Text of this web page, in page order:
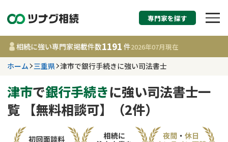
相続税申告・相続手
す
三重県
事務所
専門家を探す
相続に強い専門家掲載件数1191 件2026年07月現在
ホーム 三重県 津市で銀行手続きに強い司法書士
津市で銀行手続きに強い司法書士一
覧 【無料相談可】（2件）